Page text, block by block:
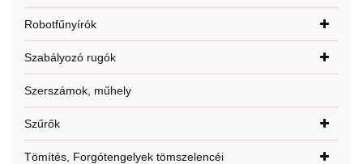
Robotfűnyírók
Szabályozó rugók
Szerszámok, műhely
Szűrők
Tömítés, Forgótengelyek tömszelencéi